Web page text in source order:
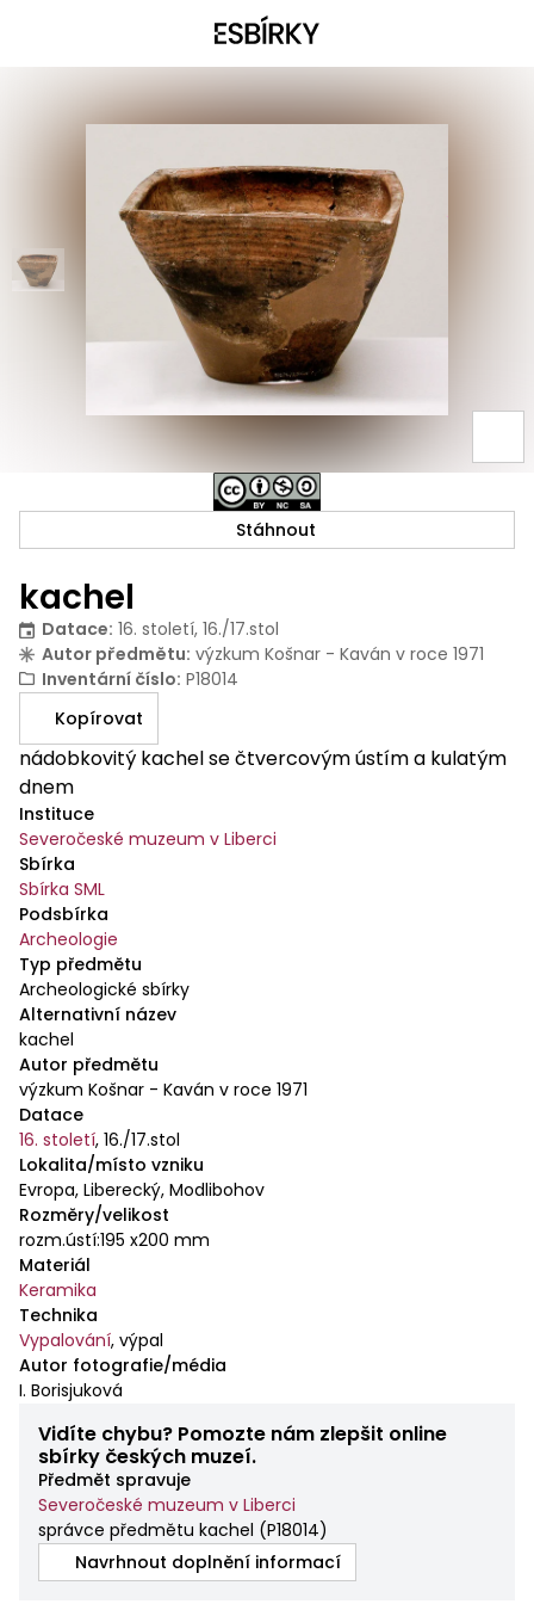
kachel
Datace: 16. století, 16./17.stol
Autor předmětu: výzkum Košnar - Kaván v roce 1971
Inventární číslo: P18014
Kopírovat
nádobkovitý kachel se čtvercovým ústím a kulatým
dnem
Instituce
Severočeské muzeum v Liberci
Sbírka
Sbírka SML
Podsbírka
Archeologie
Typ předmětu
Archeologické sbírky
Alternativní název
kachel
Autor předmětu
výzkum Košnar - Kaván v roce 1971
Datace
16. století, 16./17.stol
Lokalita/místo vzniku
Evropa, Liberecký, Modlibohov
Rozměry/velikost
rozm.ústí:195 x200 mm
Materiál
Keramika
Technika
Vypalování, výpal
Autor fotografie/média
I. Borisjuková
Vidíte chybu? Pomozte nám zlepšit online
sbírky českých muzeí.
Předmět spravuje
Severočeské muzeum v Liberci
správce předmětu kachel (P18014)
Navrhnout doplnění informací
Stáhnout